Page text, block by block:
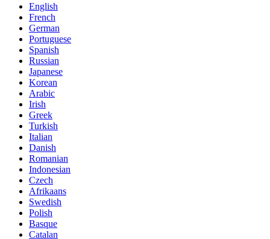
English
French
German
Portuguese
Spanish
Russian
Japanese
Korean
Arabic
Irish
Greek
Turkish
Italian
Danish
Romanian
Indonesian
Czech
Afrikaans
Swedish
Polish
Basque
Catalan